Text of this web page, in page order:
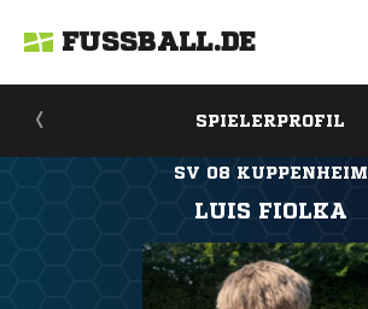
FUSSBALL.DE
SPIELERPROFIL
SV 08 KUPPENHEIM
LUIS FIOLKA